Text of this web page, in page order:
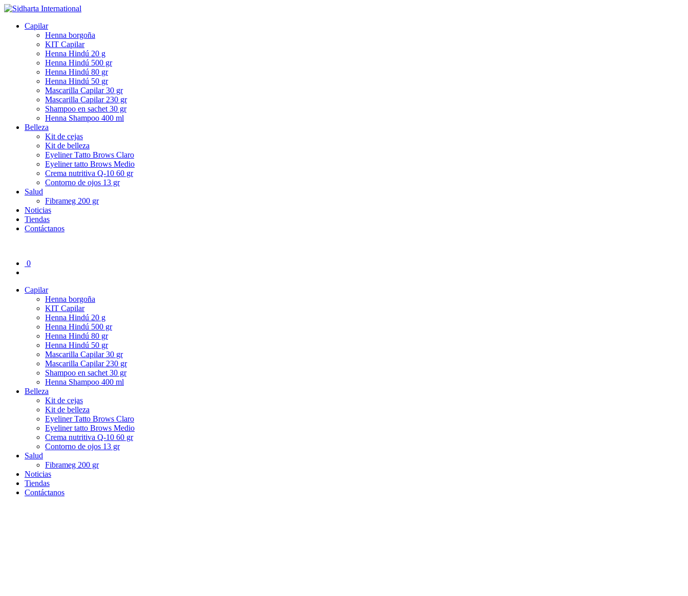
Capilar
Henna borgoña
KIT Capilar
Henna Hindú 20 g
Henna Hindú 500 gr
Henna Hindú 80 gr
Henna Hindú 50 gr
Mascarilla Capilar 30 gr
Mascarilla Capilar 230 gr
Shampoo en sachet 30 gr
Henna Shampoo 400 ml
Belleza
Kit de cejas
Kit de belleza
Eyeliner Tatto Brows Claro
Eyeliner tatto Brows Medio
Crema nutritiva Q-10 60 gr
Contorno de ojos 13 gr
Salud
Fibrameg 200 gr
Noticias
Tiendas
Contáctanos
0
Capilar
Henna borgoña
KIT Capilar
Henna Hindú 20 g
Henna Hindú 500 gr
Henna Hindú 80 gr
Henna Hindú 50 gr
Mascarilla Capilar 30 gr
Mascarilla Capilar 230 gr
Shampoo en sachet 30 gr
Henna Shampoo 400 ml
Belleza
Kit de cejas
Kit de belleza
Eyeliner Tatto Brows Claro
Eyeliner tatto Brows Medio
Crema nutritiva Q-10 60 gr
Contorno de ojos 13 gr
Salud
Fibrameg 200 gr
Noticias
Tiendas
Contáctanos